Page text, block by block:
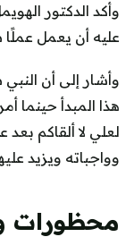
وأكد الدكتور
عليه أن يعمل عملًا
وأشار إلى أن
هذا المبدأ حينما
لعلي لا ألقاكم
وواجباته ويزيد
محظورات